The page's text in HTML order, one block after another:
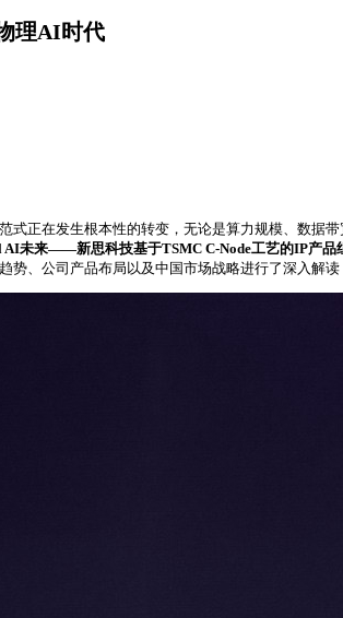
理AI时代
式正在发生根本性的转变，无论是算力规模、数
未来——新思科技基于TSMC C-Node工艺的IP产品
、公司产品布局以及中国市场战略进行了深入解